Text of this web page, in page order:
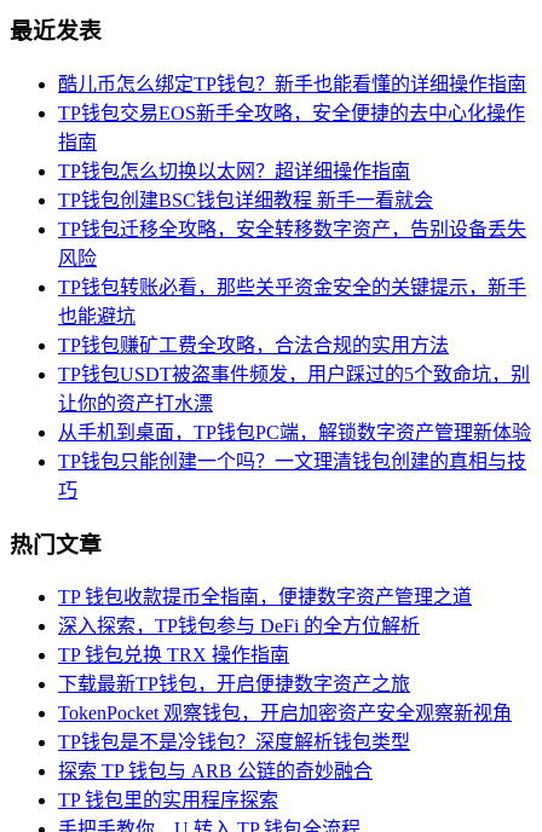
最近发表
酷儿币怎么绑定TP钱包？新手也能看懂的详细操作指南
TP钱包交易EOS新手全攻略，安全便捷的去中心化操作
指南
TP钱包怎么切换以太网？超详细操作指南
TP钱包创建BSC钱包详细教程 新手一看就会
TP钱包迁移全攻略，安全转移数字资产，告别设备丢失
风险
TP钱包转账必看，那些关乎资金安全的关键提示，新手
也能避坑
TP钱包赚矿工费全攻略，合法合规的实用方法
TP钱包USDT被盗事件频发，用户踩过的5个致命坑，别
让你的资产打水漂
从手机到桌面，TP钱包PC端，解锁数字资产管理新体验
TP钱包只能创建一个吗？一文理清钱包创建的真相与技
巧
热门文章
TP 钱包收款提币全指南，便捷数字资产管理之道
深入探索，TP钱包参与 DeFi 的全方位解析
TP 钱包兑换 TRX 操作指南
下载最新TP钱包，开启便捷数字资产之旅
TokenPocket 观察钱包，开启加密资产安全观察新视角
TP钱包是不是冷钱包？深度解析钱包类型
探索 TP 钱包与 ARB 公链的奇妙融合
TP 钱包里的实用程序探索